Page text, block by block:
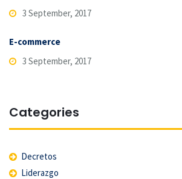
3 September, 2017
E-commerce
3 September, 2017
Categories
Decretos
Liderazgo